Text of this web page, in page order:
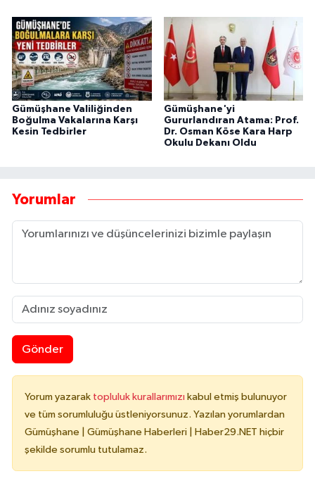
Gümüşhane Valiliğinden
Boğulma Vakalarına Karşı
Kesin Tedbirler
Gümüşhane'yi
Gururlandıran Atama: Prof.
Dr. Osman Köse Kara Harp
Okulu Dekanı Oldu
Yorumlar
Gönder
Yorum yazarak topluluk kurallarımızı kabul etmiş bulunuyor
ve tüm sorumluluğu üstleniyorsunuz. Yazılan yorumlardan
Gümüşhane | Gümüşhane Haberleri | Haber29.NET hiçbir
şekilde sorumlu tutulamaz.